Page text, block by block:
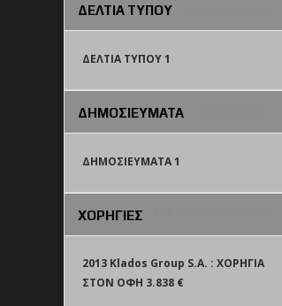
ΔΕΛΤΙΑ ΤΥΠΟΥ
ΔΕΛΤΙΑ ΤΥΠΟΥ 1
ΔΗΜΟΣΙΕΥΜΑΤΑ
ΔΗΜΟΣΙΕΥΜΑΤΑ 1
ΧΟΡΗΓΙΕΣ
2013 Klados Group S.A. : ΧΟΡΗΓΙΑ
ΣΤΟΝ ΟΦΗ 3.838 €